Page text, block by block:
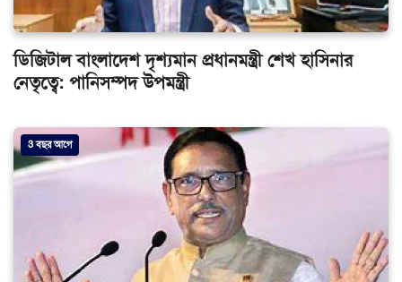
ডিজিটাল বাংলাদেশ দৃশ্যমান প্রধানমন্ত্রী শেখ হাসিনার
নেতৃত্বে: পানিসম্পদ উপমন্ত্রী
3 বছর আগে